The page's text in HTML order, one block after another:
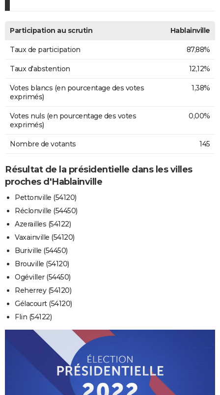
Participation au scrutin Hablainville
Taux de participation 87,88%
Taux d'abstention 12,12%
Votes blancs (en pourcentage des votes
exprimés)
1,38%
Votes nuls (en pourcentage des votes
exprimés)
0,00%
Nombre de votants 145
Résultat de la présidentielle dans les villes
proches d'Hablainville
Pettonville (54120)
Réclonville (54450)
Azerailles (54122)
Vaxainville (54120)
Buriville (54450)
Brouville (54120)
Ogéviller (54450)
Reherrey (54120)
Gélacourt (54120)
Flin (54122)